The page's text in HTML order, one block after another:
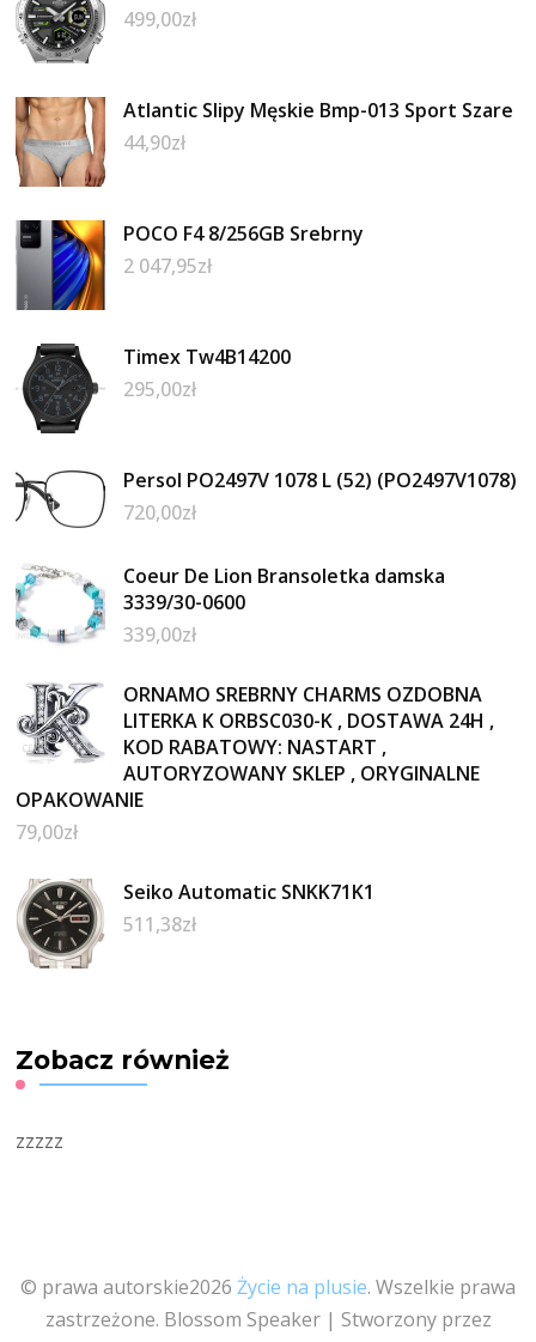
499,00zł
Atlantic Slipy Męskie Bmp-013 Sport Szare
44,90zł
POCO F4 8/256GB Srebrny
2 047,95zł
Timex Tw4B14200
295,00zł
Persol PO2497V 1078 L (52) (PO2497V1078)
720,00zł
Coeur De Lion Bransoletka damska
3339/30-0600
339,00zł
ORNAMO SREBRNY CHARMS OZDOBNA
LITERKA K ORBSC030-K , DOSTAWA 24H ,
KOD RABATOWY: NASTART ,
AUTORYZOWANY SKLEP , ORYGINALNE
OPAKOWANIE
79,00zł
Seiko Automatic SNKK71K1
511,38zł
Zobacz również
zzzzz
© prawa autorskie2026 Życie na plusie. Wszelkie prawa
zastrzeżone. Blossom Speaker | Stworzony przez